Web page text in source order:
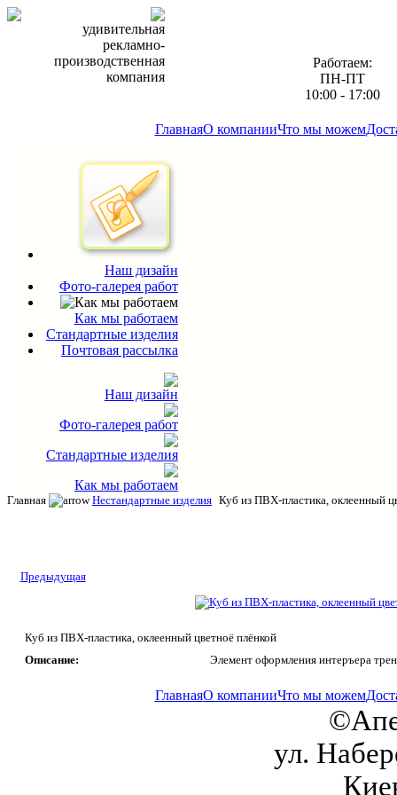
удивительная
рекламно-
производственная
компания
Работаем:
ПН-ПТ
10:00 - 17:00
ГлавнаяО компанииЧто мы можем
Наш дизайн
Фото-галерея работ
Как мы работаем
Стандартные изделия
Почтовая рассылка
Наш дизайн
Фото-галерея работ
Стандартные изделия
Как мы работаем
Главная Нестандартные изделия Куб из ПВХ-пластика, оклеенный
Предыдущая
Куб из ПВХ-пластика, оклеенный цветноё плёнкой
Описание:
Элемент оформления интеръера
ГлавнаяО компанииЧто мы можем
ул.